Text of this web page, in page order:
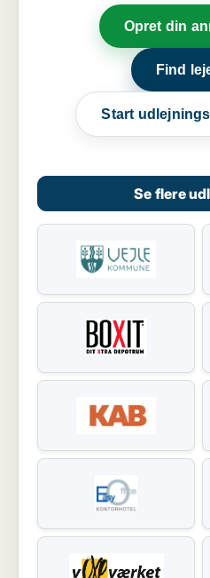
Opret din
Find
Start
Se flere